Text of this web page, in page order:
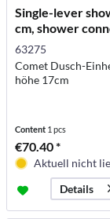
Single-lever
cm, shower
63275
Comet Dusch-
höhe 17cm
Content 1 pcs
€70.40 *
Aktuell nicht
Details